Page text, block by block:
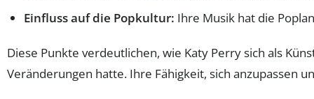
Einfluss auf die Popkultur: Ihre Musik hat die
Diese Punkte verdeutlichen, wie Katy Perry sich als
Veränderungen hatte. Ihre Fähigkeit, sich anzupassen